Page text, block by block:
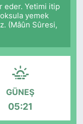
eder. Yetimi itip
yemek
(Mâûn Sûresi,
GÜNEŞ
05:21